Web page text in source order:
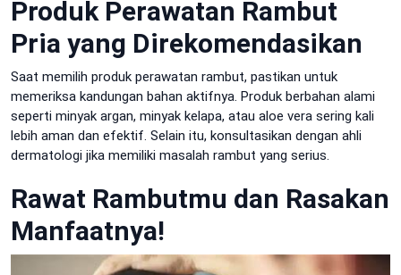
Produk Perawatan Rambut
Pria yang Direkomendasikan
Saat memilih produk perawatan rambut, pastikan untuk
memeriksa kandungan bahan aktifnya. Produk berbahan alami
seperti minyak argan, minyak kelapa, atau aloe vera sering kali
lebih aman dan efektif. Selain itu, konsultasikan dengan ahli
dermatologi jika memiliki masalah rambut yang serius.
Rawat Rambutmu dan Rasakan
Manfaatnya!